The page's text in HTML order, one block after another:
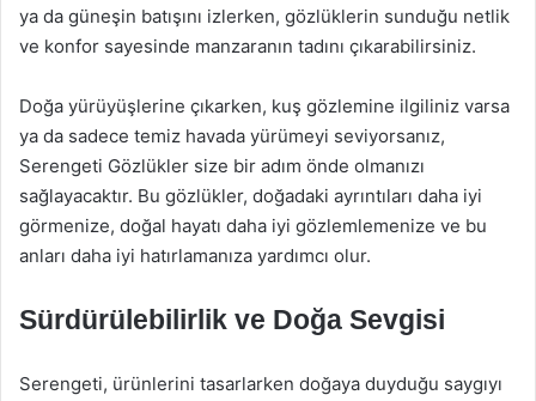
ya da güneşin batışını izlerken, gözlüklerin sunduğu netlik
ve konfor sayesinde manzaranın tadını çıkarabilirsiniz.
Doğa yürüyüşlerine çıkarken, kuş gözlemine ilgiliniz varsa
ya da sadece temiz havada yürümeyi seviyorsanız,
Serengeti Gözlükler size bir adım önde olmanızı
sağlayacaktır. Bu gözlükler, doğadaki ayrıntıları daha iyi
görmenize, doğal hayatı daha iyi gözlemlemenize ve bu
anları daha iyi hatırlamanıza yardımcı olur.
Sürdürülebilirlik ve Doğa Sevgisi
Serengeti, ürünlerini tasarlarken doğaya duyduğu saygıyı